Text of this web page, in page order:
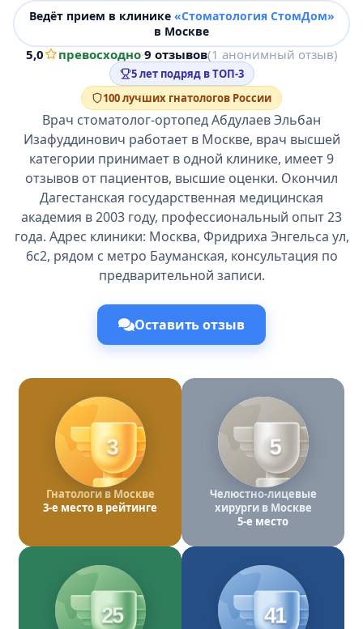
Ведёт прием в клинике «Стоматология СтомДом»
в Москве
5,0 превосходно·9 отзывов(1 анонимный отзыв)
5 лет подряд в ТОП-3
100 лучших гнатологов России
Врач стоматолог-ортопед Абдулаев Эльбан
Изафуддинович работает в Москве, врач высшей
категории принимает в одной клинике, имеет 9
отзывов от пациентов, высшие оценки. Окончил
Дагестанская государственная медицинская
академия в 2003 году, профессиональный опыт 23
года. Адрес клиники: Москва, Фридриха Энгельса ул,
6с2, рядом с метро Бауманская, консультация по
предварительной записи.
Оставить отзыв
3
Гнатологи в Москве
3-е место в рейтинге
5
Челюстно-лицевые
хирурги в Москве
5-е место
25 41